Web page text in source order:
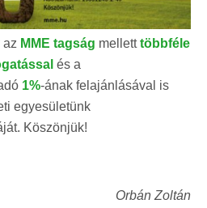
az MME tagság melletttöbbféle
és a
1%-ának felajánlásával is
egyesületünk
Köszönjük!
Orbán Zoltán